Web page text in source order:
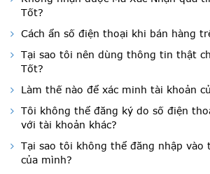
Tốt?
Cách ẩn số điện thoại khi bán hàng
Tại sao tôi nên dùng thông tin thật
Tốt?
Làm thế nào để xác minh tài khoản
Tôi không thể đăng ký do số điện
với tài khoản khác?
Tại sao tôi không thể đăng nhập vào
của mình?